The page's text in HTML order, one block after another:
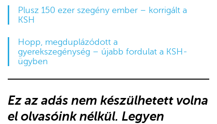
Plusz 150 ezer szegény ember – korrigált a
KSH
Hopp, megduplázódott a
gyerekszegénység – újabb fordulat a KSH-
ügyben
Ez az adás nem készülhetett volna
el olvasóink nélkül. Legyen